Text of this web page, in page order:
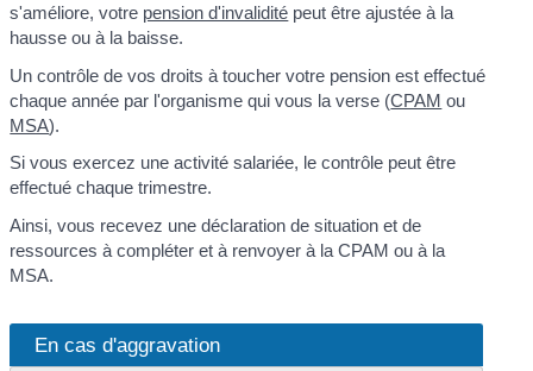
s'améliore, votre pension d'invalidité peut être ajustée à la
hausse ou à la baisse.
Un contrôle de vos droits à toucher votre pension est effectué
chaque année par l'organisme qui vous la verse (CPAM ou
MSA).
Si vous exercez une activité salariée, le contrôle peut être
effectué chaque trimestre.
Ainsi, vous recevez une déclaration de situation et de
ressources à compléter et à renvoyer à la CPAM ou à la
MSA.
En cas d'aggravation